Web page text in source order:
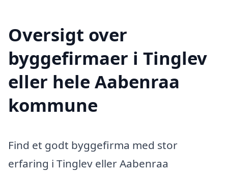
Oversigt over
byggefirmaer i Tinglev
eller hele Aabenraa
kommune
Find et godt byggefirma med stor
erfaring i Tinglev eller Aabenraa